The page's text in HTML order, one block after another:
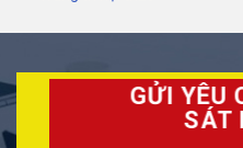
GỬI YÊU
SÁT